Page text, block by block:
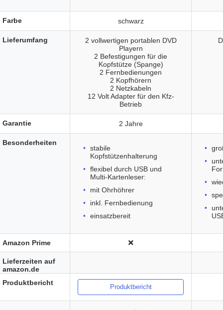
schwarz
2 vollwertigen portablen DVD
Playern
2 Befestigungen für die
Kopfstütze (Spange)
2 Fernbedienungen
2 Kopfhörern
2 Netzkabeln
12 Volt Adapter für den Kfz-
Betrieb
2 Jahre
stabile
Kopfstützenhalterung
flexibel durch USB und
Multi-Kartenleser:
mit Ohrhöhrer
inkl. Fernbedienung
einsatzbereit
Produktbericht
Farbe
Lieferumfang
Garantie
Besonderheiten
Amazon Prime
Lieferzeiten auf
amazon.de
Produktbericht